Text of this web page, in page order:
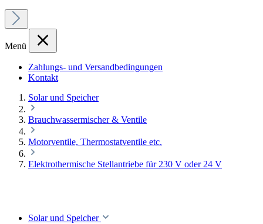
Menü
Zahlungs- und Versandbedingungen
Kontakt
Solar und Speicher
Brauchwassermischer & Ventile
Motorventile, Thermostatventile etc.
Elektrothermische Stellantriebe für 230 V oder 24 V
Solar und Speicher